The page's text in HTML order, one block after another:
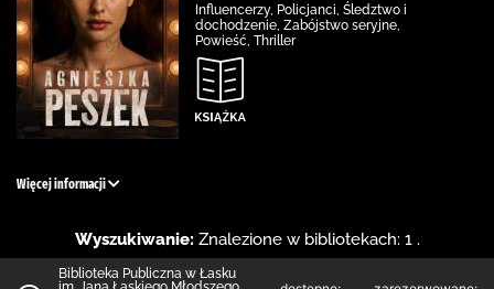
Influencerzy, Policjanci, Śledztwo i
dochodzenie, Zabójstwo seryjne,
Powieść, Thriller
Więcej informacji
Wyszukiwanie: Znalezione w bibliotekach: 1 .
Biblioteka Publiczna w Łasku